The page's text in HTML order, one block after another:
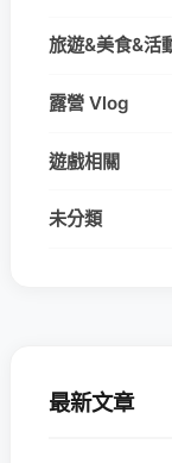
旅遊&美食&活
露營 Vlog
遊戲相關
未分類
最新文章